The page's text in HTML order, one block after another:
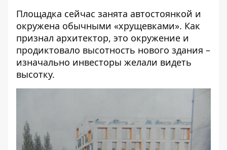
Площадка сейчас занята автостоянкой и
окружена обычными «хрущевками». Как
признал архитектор, это окружение и
продиктовало высотность нового здания –
изначально инвесторы желали видеть
высотку.